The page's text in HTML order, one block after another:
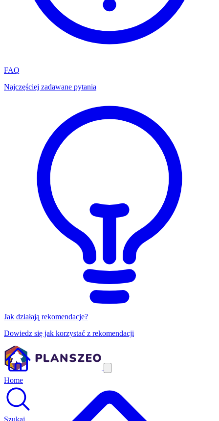
FAQ
Najczęściej zadawane pytania
Jak działają rekomendacje?
Dowiedz się jak korzystać z rekomendacji
Home
Szukaj